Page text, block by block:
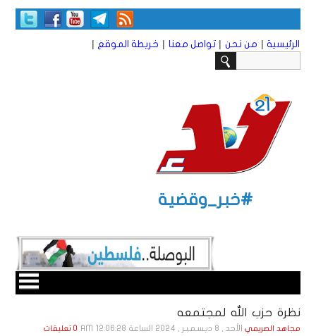
الرئيسية | من نحن | تواصل معنا | خريطة الموقع |
#خبر_وقضية
نظرة حزب الله لمجتمعه
مجاهد الصريمي الأحد , 8 ديـسـمـبـر , 2024 الساعة 12:06:28 AM 0 تعليقات